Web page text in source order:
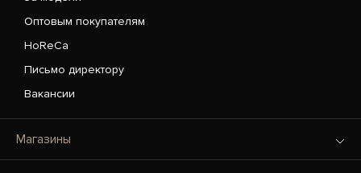
Оптовым покупателям
HoReCa
Письмо директору
Вакансии
Магазины